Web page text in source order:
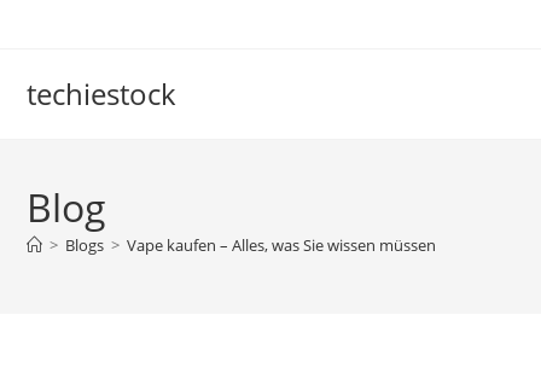
techiestock
Blog
> Blogs > Vape kaufen – Alles, was Sie wissen müssen